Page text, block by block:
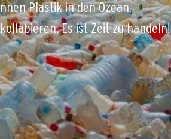
Plastik in den Ozean.
Es ist Zeit zu handeln!